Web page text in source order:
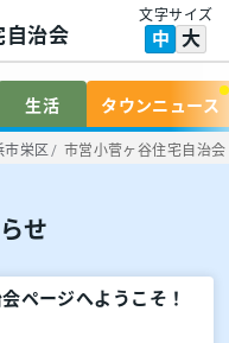
自治会
文字サイズ
中 大
生活 タウンニュース
市栄区 / 市営小菅ヶ谷住宅自治会
せ
ページへようこそ！